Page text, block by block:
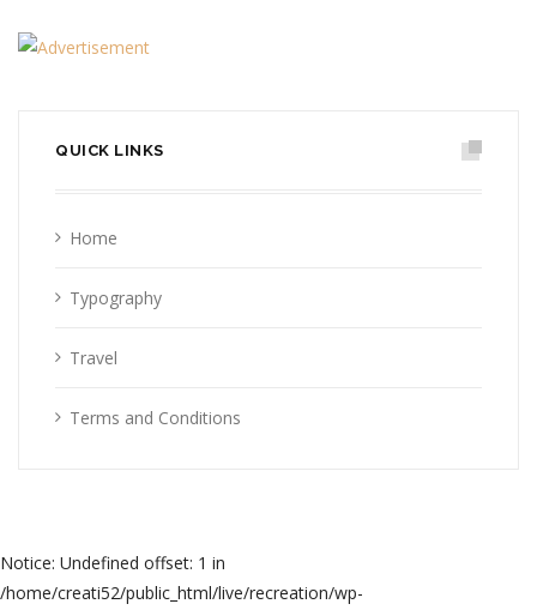
QUICK LINKS
Home
Typography
Travel
Terms and Conditions
Notice: Undefined offset: 1 in
/home/creati52/public_html/live/recreation/wp-